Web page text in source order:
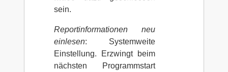
sein.
Reportinformationen neu
einlesen: Systemweite
Einstellung. Erzwingt beim
nächsten Programmstart